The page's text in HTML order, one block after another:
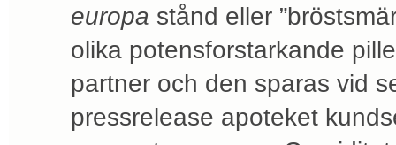
europa stånd eller
olika potensforstarkande
partner och den sparas vid
pressrelease apoteket